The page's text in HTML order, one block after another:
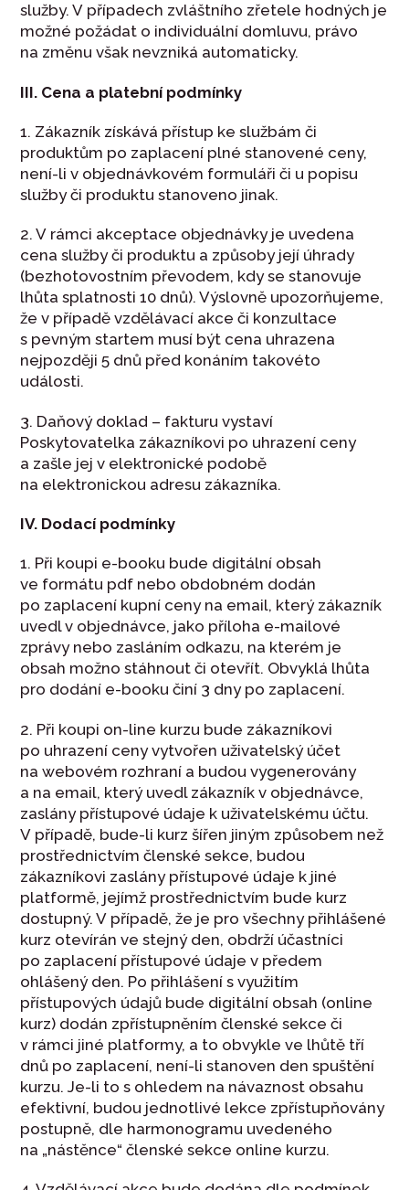
služby. V případech zvláštního zřetele hodných je
možné požádat o individuální domluvu, právo
na změnu však nevzniká automaticky.
III. Cena a platební podmínky
1. Zákazník získává přístup ke službám či
produktům po zaplacení plné stanovené ceny,
není-li v objednávkovém formuláři či u popisu
služby či produktu stanoveno jinak.
2. V rámci akceptace objednávky je uvedena
cena služby či produktu a způsoby její úhrady
(bezhotovostním převodem, kdy se stanovuje
lhůta splatnosti 10 dnů). Výslovně upozorňujeme,
že v případě vzdělávací akce či konzultace
s pevným startem musí být cena uhrazena
nejpozději 5 dnů před konáním takovéto
události.
3. Daňový doklad – fakturu vystaví
Poskytovatelka zákazníkovi po uhrazení ceny
a zašle jej v elektronické podobě
na elektronickou adresu zákazníka.
IV. Dodací podmínky
1. Při koupi e-booku bude digitální obsah
ve formátu pdf nebo obdobném dodán
po zaplacení kupní ceny na email, který zákazník
uvedl v objednávce, jako příloha e-mailové
zprávy nebo zasláním odkazu, na kterém je
obsah možno stáhnout či otevřít. Obvyklá lhůta
pro dodání e-booku činí 3 dny po zaplacení.
2. Při koupi on-line kurzu bude zákazníkovi
po uhrazení ceny vytvořen uživatelský účet
na webovém rozhraní a budou vygenerovány
a na email, který uvedl zákazník v objednávce,
zaslány přístupové údaje k uživatelskému účtu.
V případě, bude-li kurz šířen jiným způsobem než
prostřednictvím členské sekce, budou
zákazníkovi zaslány přístupové údaje k jiné
platformě, jejímž prostřednictvím bude kurz
dostupný. V případě, že je pro všechny přihlášené
kurz otevírán ve stejný den, obdrží účastníci
po zaplacení přístupové údaje v předem
ohlášený den. Po přihlášení s využitím
přístupových údajů bude digitální obsah (online
kurz) dodán zpřístupněním členské sekce či
v rámci jiné platformy, a to obvykle ve lhůtě tří
dnů po zaplacení, není-li stanoven den spuštění
kurzu. Je-li to s ohledem na návaznost obsahu
efektivní, budou jednotlivé lekce zpřístupňovány
postupně, dle harmonogramu uvedeného
na „nástěnce“ členské sekce online kurzu.